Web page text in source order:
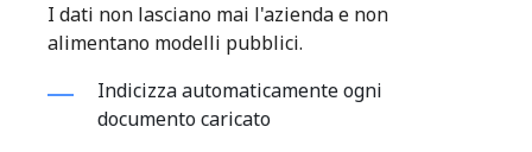
I dati non lasciano mai l'azienda e non
alimentano modelli pubblici.
Indicizza automaticamente ogni
documento caricato